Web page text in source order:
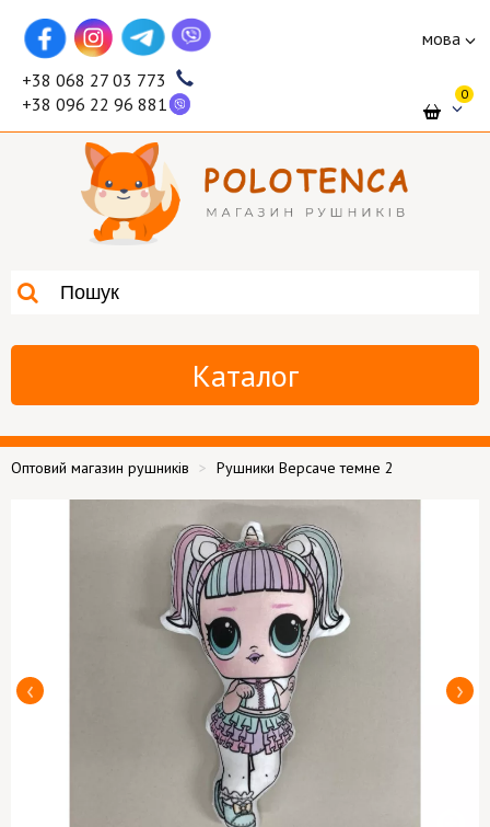
мова
+38 068 27 03 773
+38 096 22 96 881
0
Каталог
Оптовий магазин рушників Рушники Версаче темне 2